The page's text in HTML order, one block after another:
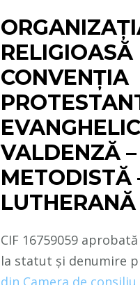
RELIGIOASĂ
CONVENŢIA
VALDENZĂ –
METODISTĂ
LUTHERANĂ
CIF 16759059
la statut și denumire
din Camera de